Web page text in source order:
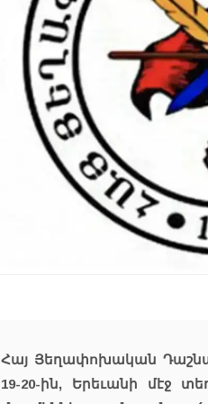
Հայ Յեղափոխական
19-20-ին, Երեւանի մէջ